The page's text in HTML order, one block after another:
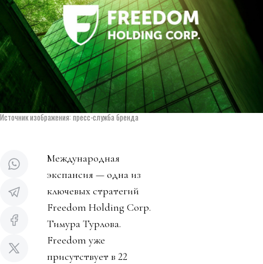
Источник изображения: пресс-служба бренда
Международная
экспансия — одна из
ключевых стратегий
Freedom Holding Corp.
Тимура Турлова.
Freedom уже
присутствует в 22